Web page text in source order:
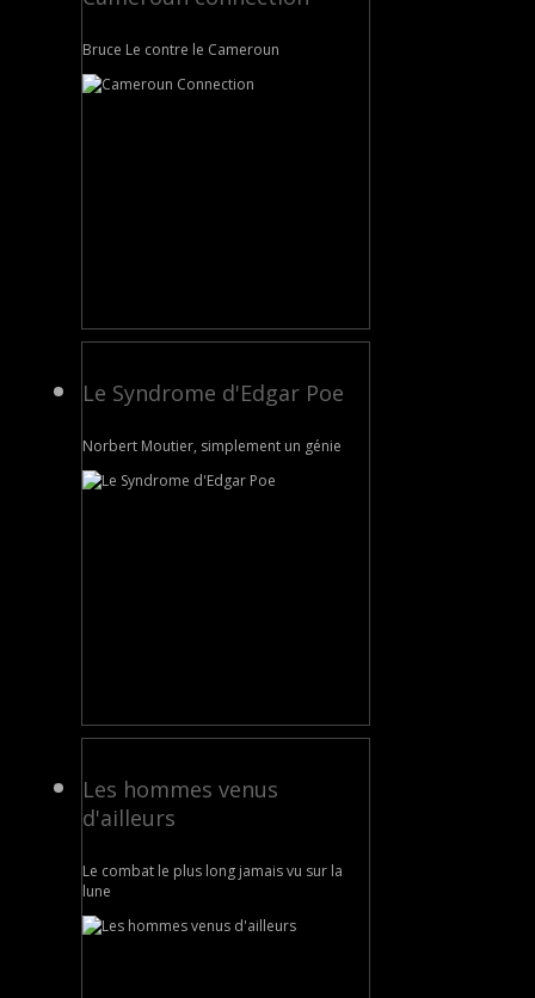
Bruce Le contre le Cameroun
Le Syndrome d'Edgar Poe
Norbert Moutier, simplement un génie
Les hommes venus
d'ailleurs
Le combat le plus long jamais vu sur la
lune